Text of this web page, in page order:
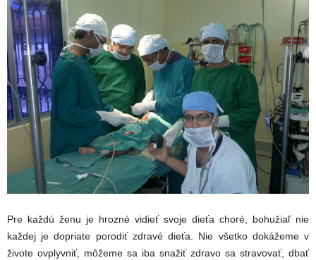
Pre každú ženu je hrozné vidieť svoje dieťa choré, bohužiaľ nie
každej je dopriate porodiť zdravé dieťa. Nie všetko dokážeme v
živote ovplyvniť, môžeme sa iba snažiť zdravo sa stravovať, dbať